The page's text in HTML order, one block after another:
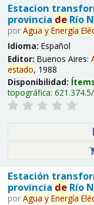
Estacion
provincia deRío
por Agua y Energía
Idioma: Español
Editor: Buenos Aires:
estado, 1988
Disponibilidad:
topográfica:
Estación
provincia deRío
por Agua y Energía